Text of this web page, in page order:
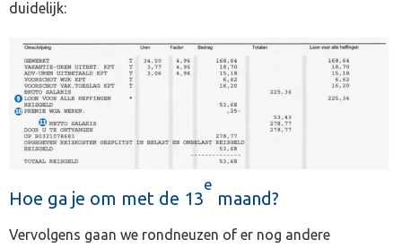
duidelijk:
Hoe ga je om met de 13
e
maand?
Vervolgens gaan we rondneuzen of er nog andere